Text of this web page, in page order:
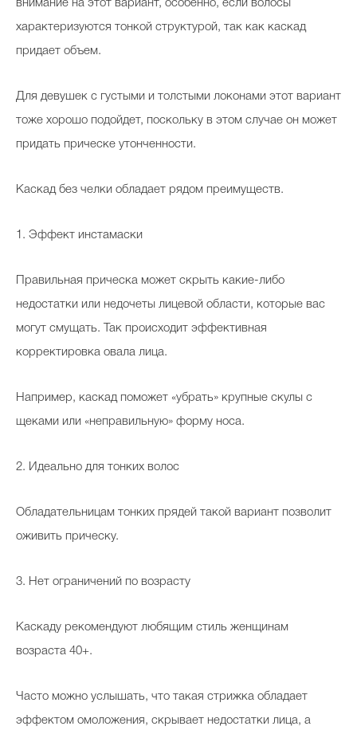
внимание на этот вариант, особенно, если волосы
характеризуются тонкой структурой, так как каскад
придает объем.
Для девушек с густыми и толстыми локонами этот вариант
тоже хорошо подойдет, поскольку в этом случае он может
придать прическе утонченности.
Каскад без челки обладает рядом преимуществ.
1. Эффект инстамаски
Правильная прическа может скрыть какие-либо
недостатки или недочеты лицевой области, которые вас
могут смущать. Так происходит эффективная
корректировка овала лица.
Например, каскад поможет «убрать» крупные скулы с
щеками или «неправильную» форму носа.
2. Идеально для тонких волос
Обладательницам тонких прядей такой вариант позволит
оживить прическу.
3. Нет ограничений по возрасту
Каскаду рекомендуют любящим стиль женщинам
возраста 40+.
Часто можно услышать, что такая стрижка обладает
эффектом омоложения, скрывает недостатки лица, а